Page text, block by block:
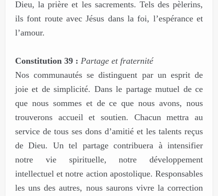
Dieu, la prière et les sacrements. Tels des pèlerins,
ils font route avec Jésus dans la foi, l’espérance et
l’amour.
Constitution 39 : Partage et fraternité
Nos communautés se distinguent par un esprit de
joie et de simplicité. Dans le partage mutuel de ce
que nous sommes et de ce que nous avons, nous
trouverons accueil et soutien. Chacun mettra au
service de tous ses dons d’amitié et les talents reçus
de Dieu. Un tel partage contribuera à intensifier
notre vie spirituelle, notre développement
intellectuel et notre action apostolique. Responsables
les uns des autres, nous saurons vivre la correction